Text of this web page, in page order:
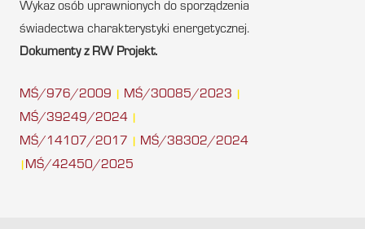
Wykaz osób uprawnionych do sporządzenia
świadectwa charakterystyki energetycznej.
Dokumenty z RW Projekt.
MŚ/976/2009 MŚ/30085/2023
MŚ/39249/2024
MŚ/14107/2017 MŚ/38302/2024
MŚ/42450/2025